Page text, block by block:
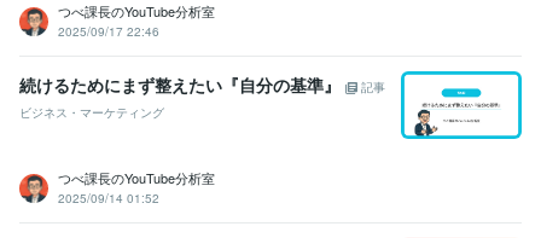
つべ課長のYouTube分析室
2025/09/17 22:46
続けるためにまず整えたい『自分の基準』
記事
ビジネス・マーケティング
つべ課長のYouTube分析室
2025/09/14 01:52